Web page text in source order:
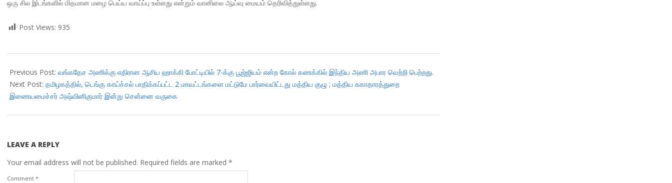
ஒரு சில இடங்களில் மிதமான மழை பெய்ய வாய்ப்பு உள்ளது என்றும் வானிலை ஆய்வு மையம் தெரிவித்துள்ளது.
Post Views: 935
10-
14
Previous Post: வங்கதேச அணிக்கு எதிரான ஆசிய ஹாக்கி போட்டியில் 7-க்கு பூஜ்ஜியம் என்ற கோல் கணக்கில் இந்திய அணி அபார வெற்றி பெற்றது.
Next Post: தமிழகத்தில், டெங்கு காய்ச்சல் பாதிக்கப்பட்ட 2 மாவட்டங்களை மட்டுமே பார்வையிட்டது மத்திய குழு ; மத்திய சுகாதாரத்துறை
இணையமைச்சர் அஷ்வினிகுமார் இன்று சென்னை வருகை
LEAVE A REPLY
Your email address will not be published. Required fields are marked *
Comment *